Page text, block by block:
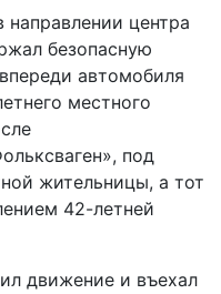
центра
безопасную
автомобиля
местного
под
жительницы, а тот
42-летней
движение и въехал